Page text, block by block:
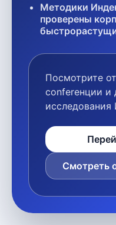
Методики
проверены
Посмотрите
conferенции и
исследования
Смотреть